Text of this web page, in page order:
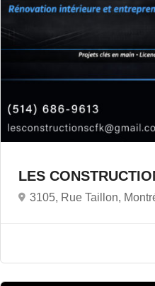
LES
3105, Rue Taillon,